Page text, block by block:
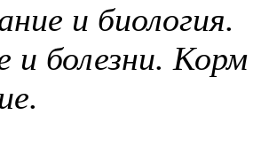
и биология.
и болезни.